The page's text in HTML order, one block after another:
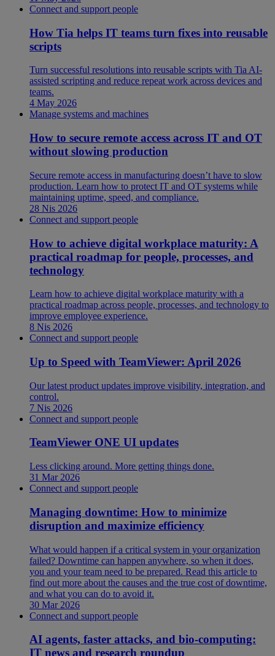
Connect and support people
How Tia helps IT teams turn fixes into reusable
scripts
Turn successful resolutions into reusable scripts with Tia AI-
assisted scripting and reduce repeat work across devices and
teams.
4 May 2026
Manage systems and machines
How to secure remote access across IT and OT
without slowing production
Secure remote access in manufacturing doesn’t have to slow
production. Learn how to protect IT and OT systems while
maintaining uptime, speed, and compliance.
28 Nis 2026
Connect and support people
How to achieve digital workplace maturity: A
practical roadmap for people, processes, and
technology
Learn how to achieve digital workplace maturity with a
practical roadmap across people, processes, and technology to
improve employee experience.
8 Nis 2026
Connect and support people
Up to Speed with TeamViewer: April 2026
Our latest product updates improve visibility, integration, and
control.
7 Nis 2026
Connect and support people
TeamViewer ONE UI updates
Less clicking around. More getting things done.
31 Mar 2026
Connect and support people
Managing downtime: How to minimize
disruption and maximize efficiency
What would happen if a critical system in your organization
failed? Downtime can happen anywhere, so when it does,
you and your team need to be prepared. Read this article to
find out more about the causes and the true cost of downtime,
and what you can do to avoid it.
30 Mar 2026
Connect and support people
AI agents, faster attacks, and bio-computing:
IT news and research roundup